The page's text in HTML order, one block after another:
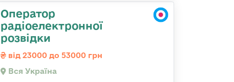
Оператор
радіоелектронної
розвідки
від 23000 до 53000 грн
Вся Україна